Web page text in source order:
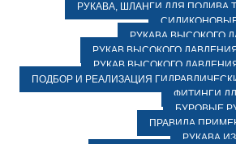
РУКАВА, ШЛАНГИ ДЛЯ ПОЛИВА
РУКАВА ВЫСОКОГО
РУКАВ ВЫСОКОГО ДАВЛЕНИЯ
РУКАВ ВЫСОКОГО ДАВЛЕНИЯ
ПОДБОР И РЕАЛИЗАЦИЯ
ФИТИНГИ
БУРОВЫЕ
ПРАВИЛА
РУКАВА